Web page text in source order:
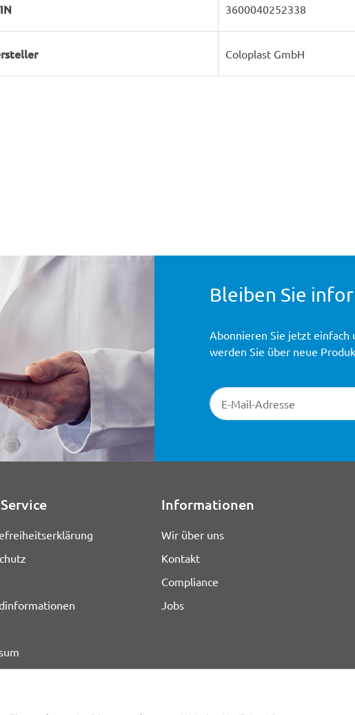
3600040252338
Coloplast GmbH
Bleiben Sie
Newsletter-Registrierung
Abonnieren Sie jetzt
werden Sie über neue
Informationen
Wir über uns
Kontakt
Compliance
Jobs